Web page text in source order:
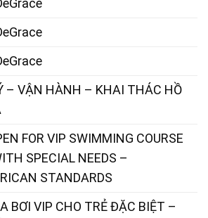
– VẬN HÀNH – KHAI THÁC HỒ
FOR VIP SWIMMING COURSE
SPECIAL NEEDS –
STANDARDS
BƠI VIP CHO TRẺ ĐẶC BIỆT –